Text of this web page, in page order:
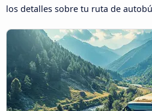
los detalles sobre tu ruta de